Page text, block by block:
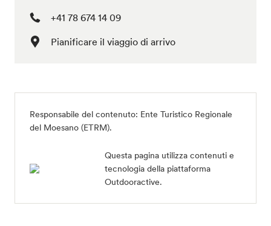
+41 78 674 14 09
Pianificare il viaggio di arrivo
Responsabile del contenuto: Ente Turistico Regionale
del Moesano (ETRM).
Questa pagina utilizza contenuti e
tecnologia della piattaforma
Outdooractive.